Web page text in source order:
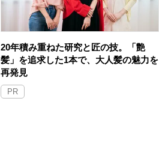
20年積み重ねた研究と匠の技。「艶
髪」を追求した1本で、大人髪の魅力を
再発見
PR